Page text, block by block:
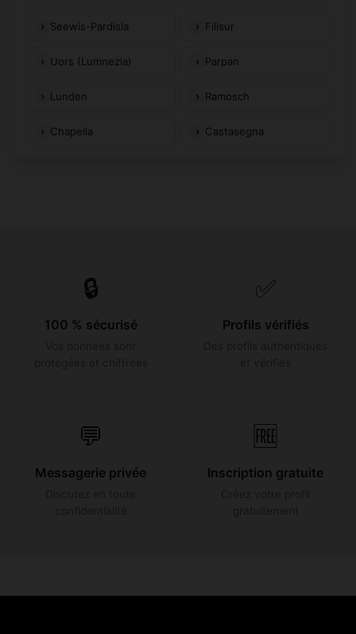
Seewis-Pardisla Filisur
Uors (Lumnezia) Parpan
Lunden Ramosch
Chapella Castasegna
🔒
100 % sécurisé
✅
Profils vérifiés
💬
Messagerie privée
🆓
Inscription gratuite